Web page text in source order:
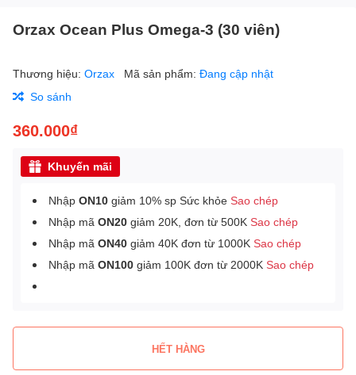
Orzax Ocean Plus Omega-3 (30 viên)
Thương hiệu: Orzax Mã sản phẩm: Đang cập nhật
So sánh
360.000₫
Khuyến mãi
Nhập ON10 giảm 10% sp Sức khỏe Sao chép
Nhập mã ON20 giảm 20K, đơn từ 500K Sao chép
Nhập mã ON40 giảm 40K đơn từ 1000K Sao chép
Nhập mã ON100 giảm 100K đơn từ 2000K Sao chép
HẾT HÀNG